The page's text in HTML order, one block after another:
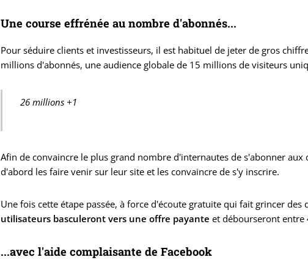
Une course effrénée au nombre d'abonnés...
Pour séduire clients et investisseurs, il est habituel de jeter de gros
millions d'abonnés, une audience globale de 15 millions de visiteurs
26 millions +1
Afin de convaincre le plus grand nombre d'internautes de s'abonner
d'abord les faire venir sur leur site et les convaincre de s'y inscrire.
Une fois cette étape passée, à force d'écoute gratuite qui fait grincer
utilisateurs basculeront vers une offre payante et débourseront entre
...avec l'aide complaisante de Facebook